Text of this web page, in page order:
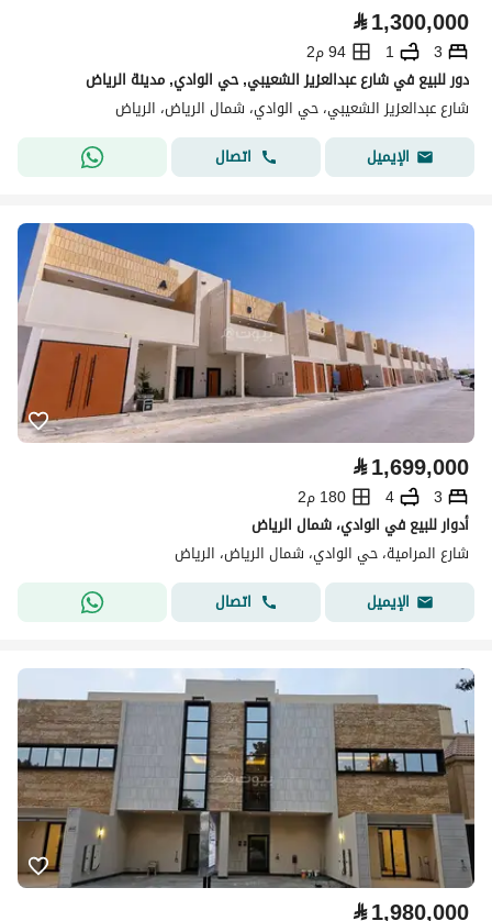
⃁1,300,000
3
1
94 م2
دور للبيع في شارع عبدالعزيز الشعيبي, حي الوادي, مدينة الرياض
شارع عبدالعزيز الشعيبي، حي الوادي، شمال الرياض، الرياض
الإيميل
اتصال
⃁1,699,000
3
4
180 م2
أدوار للبيع في الوادي، شمال الرياض
شارع المرامية، حي الوادي، شمال الرياض، الرياض
الإيميل
اتصال
⃁1,980,000